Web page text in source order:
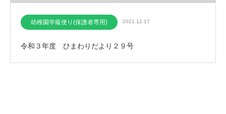
幼稚園学級便り(保護者専用) 2021.12.17
令和３年度 ひまわりだより２９号